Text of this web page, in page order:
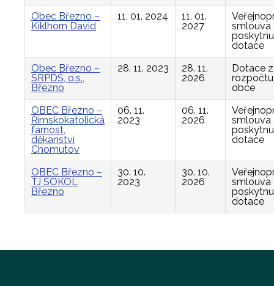
Obec Březno –
Kiklhorn David
11. 01. 2024
11. 01.
2027
smlouva
dotace
Obec Březno –
SRPDŠ, o.s.,
Březno
28. 11. 2023
28. 11.
2026
Dotace z
rozpočtu
obce
OBEC Březno –
Římskokatolická
farnost,
děkanství
Chomutov
06. 11.
2023
06. 11.
2026
smlouva
dotace
OBEC Březno –
TJ SOKOL
Březno
30. 10.
2023
30. 10.
2026
smlouva
dotace